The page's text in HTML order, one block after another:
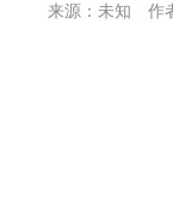
来源：未知 作